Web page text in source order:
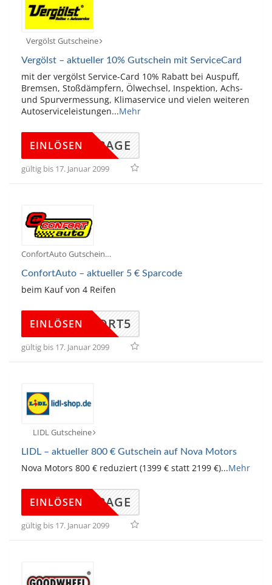
Vergölst Gutscheine
Vergölst – aktueller 10% Gutschein mit ServiceCard
mit der vergölst Service-Card 10% Rabatt bei Auspuff,
Bremsen, Stoßdämpfern, Ölwechsel, Inspektion, Achs-
und Spurvermessung, Klimaservice und vielen weiteren
Autoserviceleistungen...Mehr
DINGPAGE
EINLÖSEN
gültig bis 17. Januar 2099
ConfortAuto Gutscheine
ConfortAuto – aktueller 5 € Sparcode
beim Kauf von 4 Reifen
CONFORT5
EINLÖSEN
gültig bis 17. Januar 2099
LIDL Gutscheine
LIDL – aktueller 800 € Gutschein auf Nova Motors
Nova Motors 800 € reduziert (1399 € statt 2199 €)...Mehr
DINGPAGE
EINLÖSEN
gültig bis 17. Januar 2099